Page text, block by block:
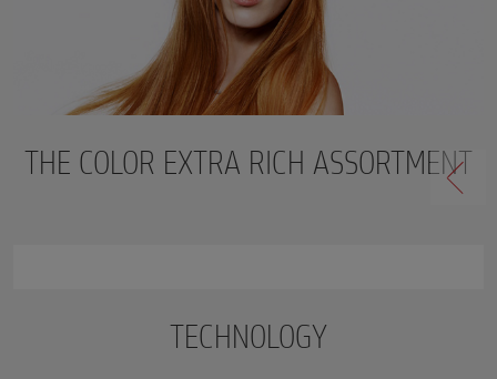
THE COLOR EXTRA RICH ASSORTMENT
TECHNOLOGY